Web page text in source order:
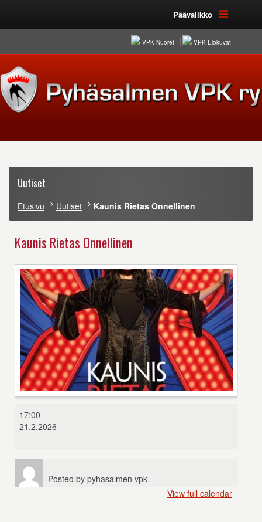
Päävalikko
VPK Nuoret VPK Elokuvat
Uutiset
Etusivu Uutiset Kaunis Rietas Onnellinen
Kaunis Rietas Onnellinen
Rietas
Onnellinen
17:00
21.2.2026
Posted by pyhasalmen vpk
View full calendar